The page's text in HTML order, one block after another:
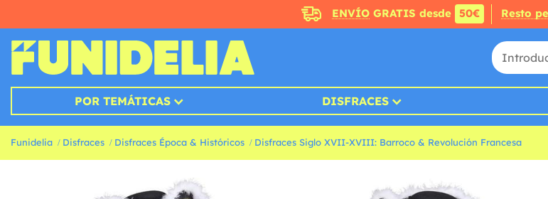
ENVÍOGRATIS desde 50€ Resto
POR TEMÁTICAS DISFRACES
Funidelia Disfraces Disfraces Época & Históricos Disfraces Siglo XVII-XVIII: Barroco & Revolución Francesa